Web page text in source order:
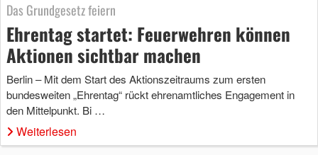
Das Grundgesetz feiern
Ehrentag startet: Feuerwehren können
Aktionen sichtbar machen
Berlin – Mit dem Start des Aktionszeitraums zum ersten
bundesweiten „Ehrentag“ rückt ehrenamtliches Engagement in
den Mittelpunkt. Bi …
Weiterlesen